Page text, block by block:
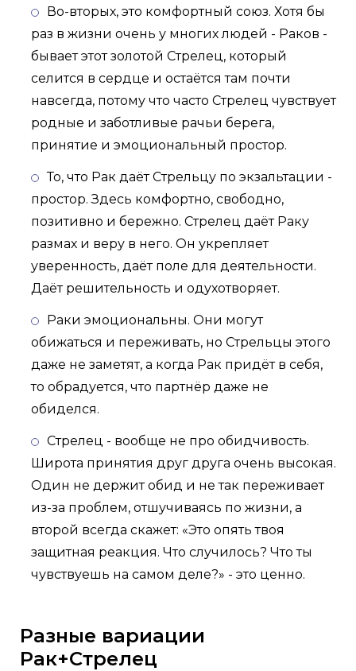
Во-вторых, это комфортный союз. Хотя бы
раз в жизни очень у многих людей - Раков -
бывает этот золотой Стрелец, который
селится в сердце и остаётся там почти
навсегда, потому что часто Стрелец чувствует
родные и заботливые рачьи берега,
принятие и эмоциональный простор.
То, что Рак даёт Стрельцу по экзальтации -
простор. Здесь комфортно, свободно,
позитивно и бережно. Стрелец даёт Раку
размах и веру в него. Он укрепляет
уверенность, даёт поле для деятельности.
Даёт решительность и одухотворяет.
Раки эмоциональны. Они могут
обижаться и переживать, но Стрельцы этого
даже не заметят, а когда Рак придёт в себя,
то обрадуется, что партнёр даже не
обиделся.
Стрелец - вообще не про обидчивость.
Широта принятия друг друга очень высокая.
Один не держит обид и не так переживает
из-за проблем, отшучиваясь по жизни, а
второй всегда скажет: «Это опять твоя
защитная реакция. Что случилось? Что ты
чувствуешь на самом деле?» - это ценно.
Разные вариации
Рак+Стрелец